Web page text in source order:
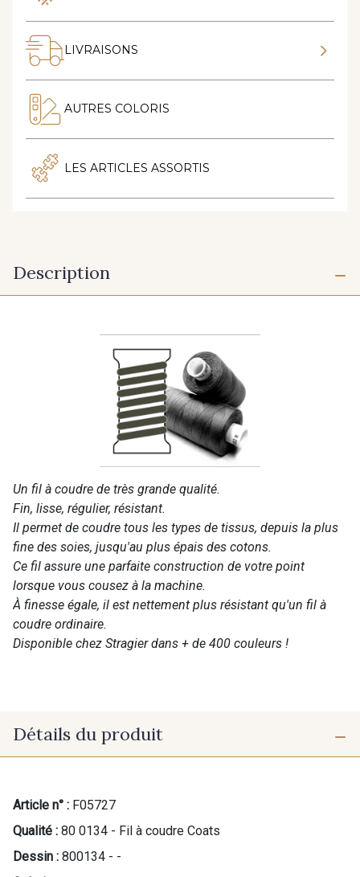
LIVRAISONS
AUTRES COLORIS
LES ARTICLES ASSORTIS
Description
Un fil à coudre de très grande qualité.
Fin, lisse, régulier, résistant.
Il permet de coudre tous les types de tissus, depuis la plus
fine des soies, jusqu'au plus épais des cotons.
Ce fil assure une parfaite construction de votre point
lorsque vous cousez à la machine.
À finesse égale, il est nettement plus résistant qu'un fil à
coudre ordinaire.
Disponible chez Stragier dans + de 400 couleurs !
Détails du produit
Article n° : F05727
Qualité : 80 0134 - Fil à coudre Coats
Dessin : 800134 - -